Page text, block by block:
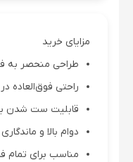
مزایای خرید
طراحی منحصر به
راحتی فوق‌العاده
قابلیت ست شدن با
دوام بالا و
مناسب برای تمام